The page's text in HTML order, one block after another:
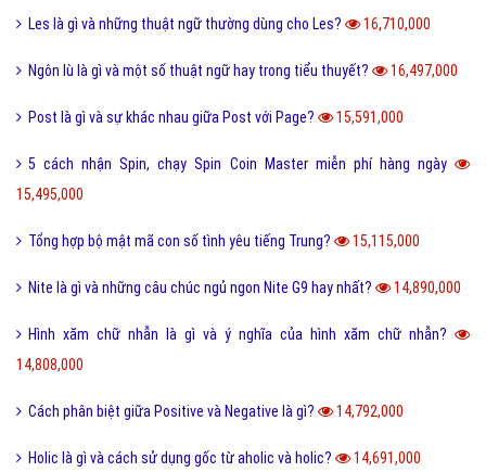
Phóng đại là gì và tác dụng của biện pháp phóng đại? 20,203,000
Thị Xã Huyện và Thị Trấn cái nào lớn hơn? 20,087,000
Tool là gì và ưu nhược điểm khi sử dụng Tool? 19,727,000
Behance là gì và hướng dẫn sử dụng Behance cho người mới?
19,119,000
100+ thuật ngữ trong Rap cực chất, người chơi hệ Underground phải
biết
18,607,000
Nét đặc trưng của văn hóa ẩm thực 3 miền Việt Nam là gì?
18,417,000
Desktop là gì và các loại màn hình Desktop thông dụng? 18,297,000
Seo phi là gì và những tư thế Seo phi độc đáo? 18,268,000